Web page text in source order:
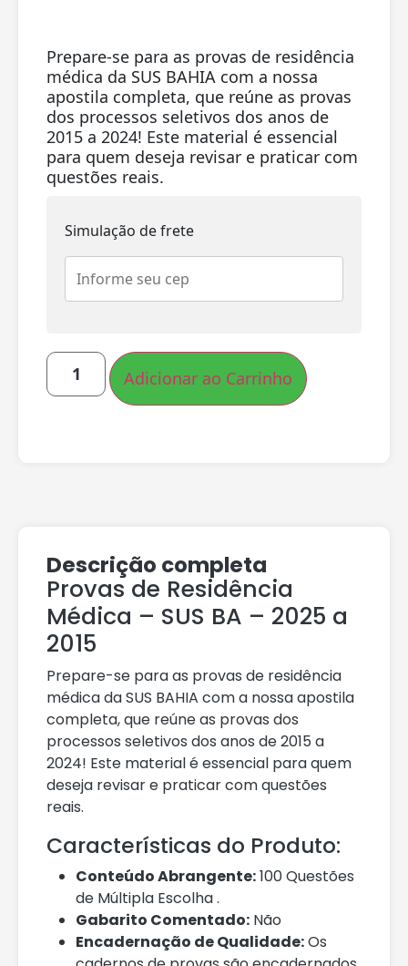
Prepare-se para as provas de residência
médica da SUS BAHIA com a nossa
apostila completa, que reúne as provas
dos processos seletivos dos anos de
2015 a 2024! Este material é essencial
para quem deseja revisar e praticar com
questões reais.
Simulação de frete
Adicionar ao Carrinho
Descrição completa
Provas de Residência
Médica – SUS BA – 2025 a
2015
Prepare-se para as provas de residência
médica da SUS BAHIA com a nossa apostila
completa, que reúne as provas dos
processos seletivos dos anos de 2015 a
2024! Este material é essencial para quem
deseja revisar e praticar com questões
reais.
Características do Produto:
Conteúdo Abrangente:100 Questões
de Múltipla Escolha .
Gabarito Comentado: Não
Encadernação de Qualidade:Os